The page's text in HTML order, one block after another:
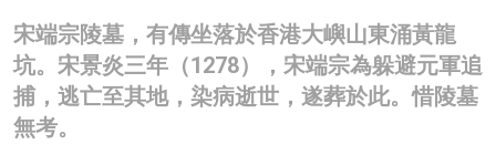
商業
科技
宋端宗陵墓，有傳坐落於香港大嶼山東涌黃龍
坑。宋景炎三年（1278），宋端宗為躲避元軍追
捕，逃亡至其地，染病逝世，遂葬於此。惜陵墓
無考。